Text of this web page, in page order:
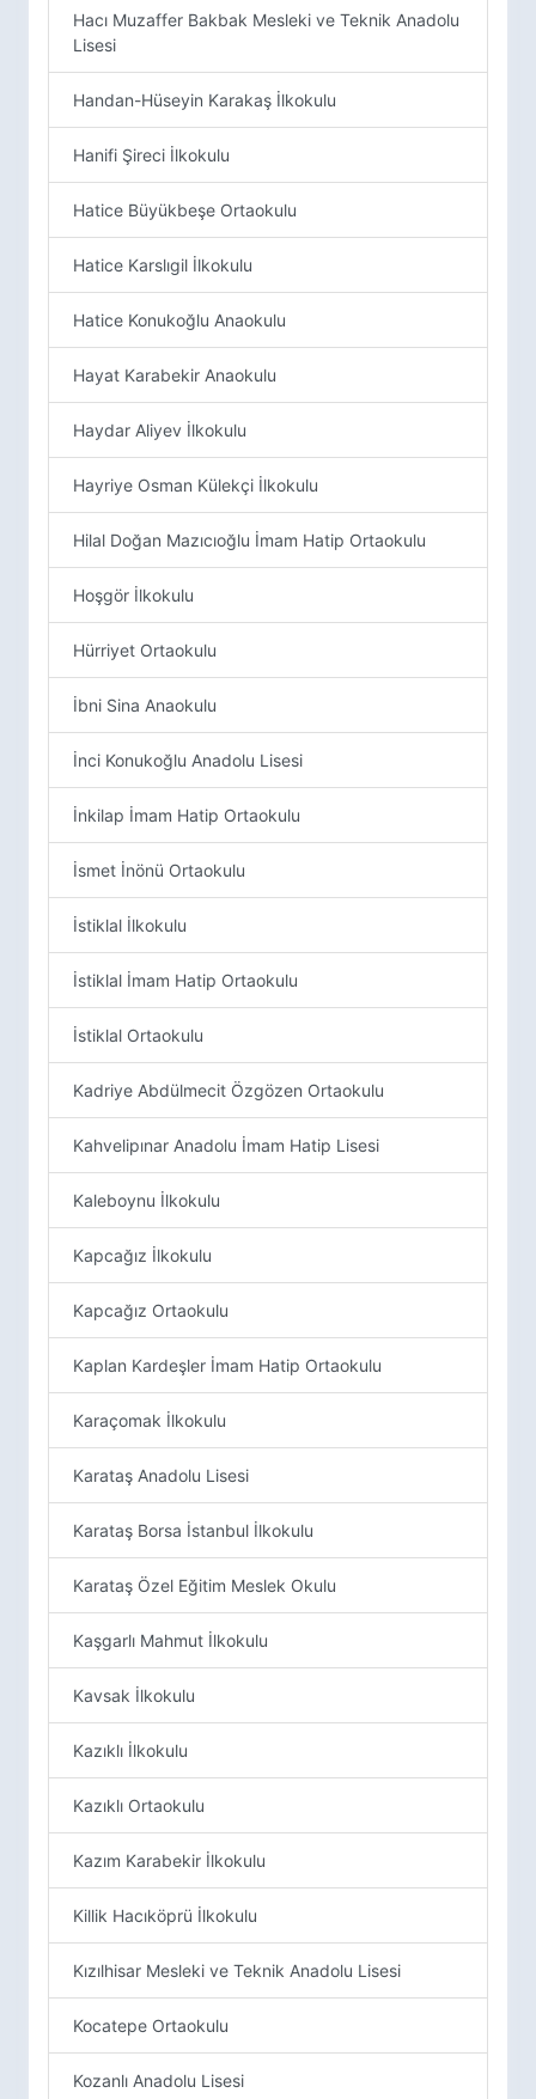
Hacı Muzaffer Bakbak Mesleki ve Teknik Anadolu
Lisesi
Handan-Hüseyin Karakaş İlkokulu
Hanifi Şireci İlkokulu
Hatice Büyükbeşe Ortaokulu
Hatice Karslıgil İlkokulu
Hatice Konukoğlu Anaokulu
Hayat Karabekir Anaokulu
Haydar Aliyev İlkokulu
Hayriye Osman Külekçi İlkokulu
Hilal Doğan Mazıcıoğlu İmam Hatip Ortaokulu
Hoşgör İlkokulu
Hürriyet Ortaokulu
İbni Sina Anaokulu
İnci Konukoğlu Anadolu Lisesi
İnkilap İmam Hatip Ortaokulu
İsmet İnönü Ortaokulu
İstiklal İlkokulu
İstiklal İmam Hatip Ortaokulu
İstiklal Ortaokulu
Kadriye Abdülmecit Özgözen Ortaokulu
Kahvelipınar Anadolu İmam Hatip Lisesi
Kaleboynu İlkokulu
Kapcağız İlkokulu
Kapcağız Ortaokulu
Kaplan Kardeşler İmam Hatip Ortaokulu
Karaçomak İlkokulu
Karataş Anadolu Lisesi
Karataş Borsa İstanbul İlkokulu
Karataş Özel Eğitim Meslek Okulu
Kaşgarlı Mahmut İlkokulu
Kavsak İlkokulu
Kazıklı İlkokulu
Kazıklı Ortaokulu
Kazım Karabekir İlkokulu
Killik Hacıköprü İlkokulu
Kızılhisar Mesleki ve Teknik Anadolu Lisesi
Kocatepe Ortaokulu
Kozanlı Anadolu Lisesi